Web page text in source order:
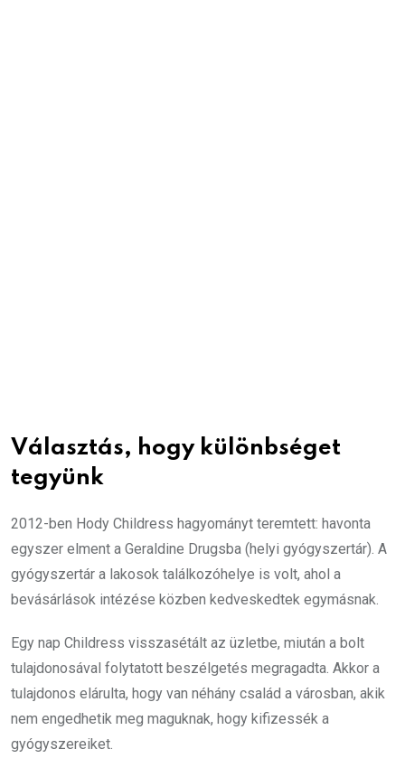
Választás, hogy különbséget
tegyünk
2012-ben Hody Childress hagyományt teremtett: havonta
egyszer elment a Geraldine Drugsba (helyi gyógyszertár). A
gyógyszertár a lakosok találkozóhelye is volt, ahol a
bevásárlások intézése közben kedveskedtek egymásnak.
Egy nap Childress visszasétált az üzletbe, miután a bolt
tulajdonosával folytatott beszélgetés megragadta. Akkor a
tulajdonos elárulta, hogy van néhány család a városban, akik
nem engedhetik meg maguknak, hogy kifizessék a
gyógyszereiket.